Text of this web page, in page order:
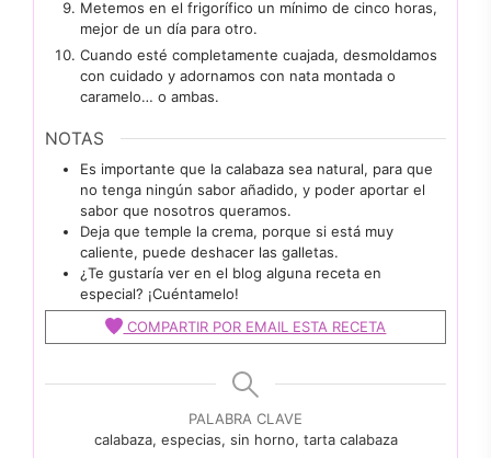
Metemos en el frigorífico un mínimo de cinco horas,
mejor de un día para otro.
Cuando esté completamente cuajada, desmoldamos
con cuidado y adornamos con nata montada o
caramelo… o ambas.
NOTAS
Es importante que la calabaza sea natural, para que
no tenga ningún sabor añadido, y poder aportar el
sabor que nosotros queramos.
Deja que temple la crema, porque si está muy
caliente, puede deshacer las galletas.
¿Te gustaría ver en el blog alguna receta en
especial? ¡Cuéntamelo!
COMPARTIR POR EMAIL ESTA RECETA
PALABRA CLAVE
calabaza, especias, sin horno, tarta calabaza